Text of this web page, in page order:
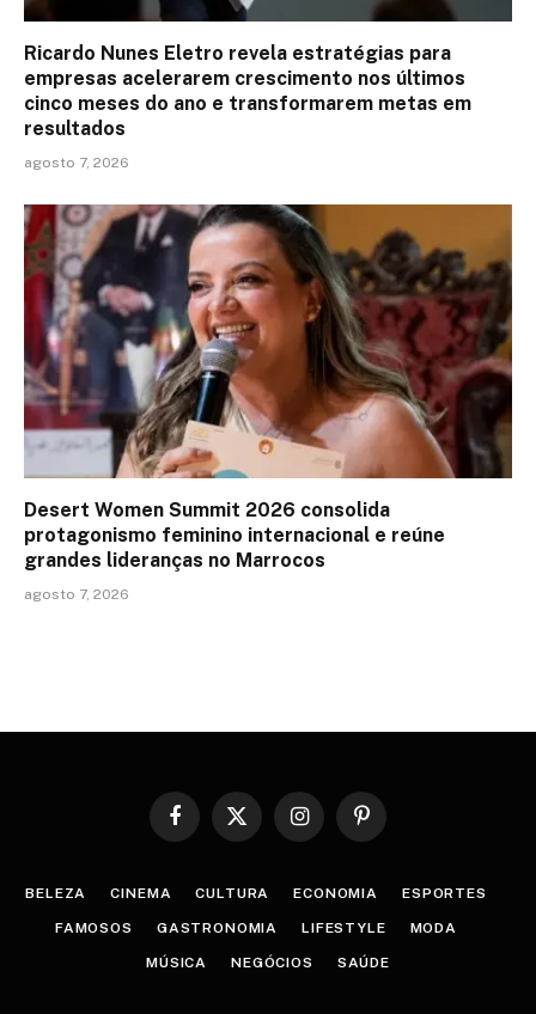
Ricardo Nunes Eletro revela estratégias para
empresas acelerarem crescimento nos últimos
cinco meses do ano e transformarem metas em
resultados
agosto 7, 2026
Desert Women Summit 2026 consolida
protagonismo feminino internacional e reúne
grandes lideranças no Marrocos
agosto 7, 2026
Facebook
X
InstagramPinterest
BELEZA CINEMA CULTURA ECONOMIA ESPORTES
FAMOSOS GASTRONOMIA LIFESTYLE MODA
MÚSICA NEGÓCIOS SAÚDE